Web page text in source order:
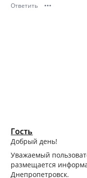
Ответить •••
Гость
Добрый день!
Уважаемый
размещается
Днепропетровск.